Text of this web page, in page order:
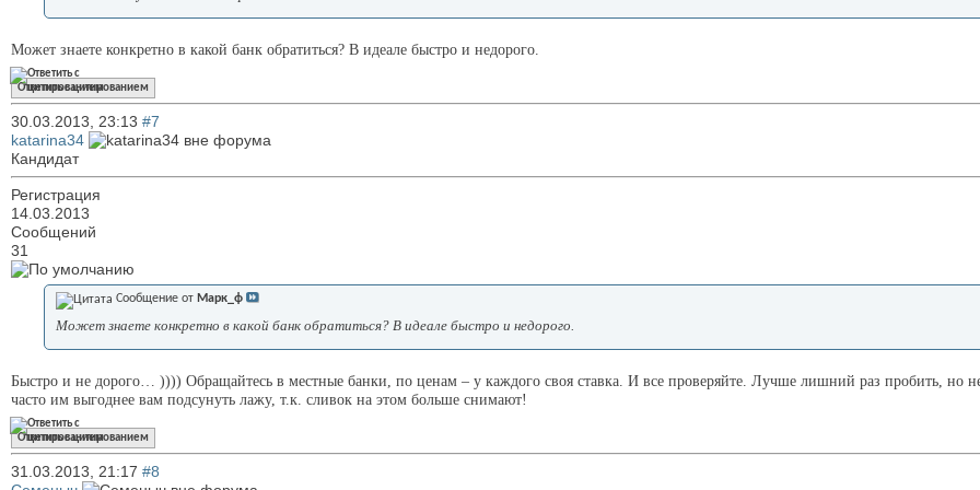
Может знаете конкретно в какой банк обратиться? В идеале быстро и недорого.
Ответить с цитированием
30.03.2013, 23:13 #7
katarina34
Кандидат
Регистрация
14.03.2013
Сообщений
31
Сообщение от Марк_ф
Может знаете конкретно в какой банк обратиться? В идеале быстро и недорого.
Быстро и не дорого… )))) Обращайтесь в местные банки, по ценам – у каждого своя ставка. И все проверяйте. Лучше лишний раз пробить, но не
часто им выгоднее вам подсунуть лажу, т.к. сливок на этом больше снимают!
Ответить с цитированием
31.03.2013, 21:17 #8